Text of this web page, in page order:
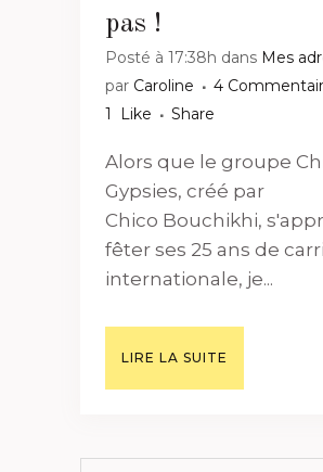
pas !
Posté à 17:38h dans Mes
par Caroline
4
1
Like Share
Alors que le groupe
Gypsies, créé par
Chico Bouchikhi,
fêter ses 25 ans de
internationale, je...
LIRE LA SUITE